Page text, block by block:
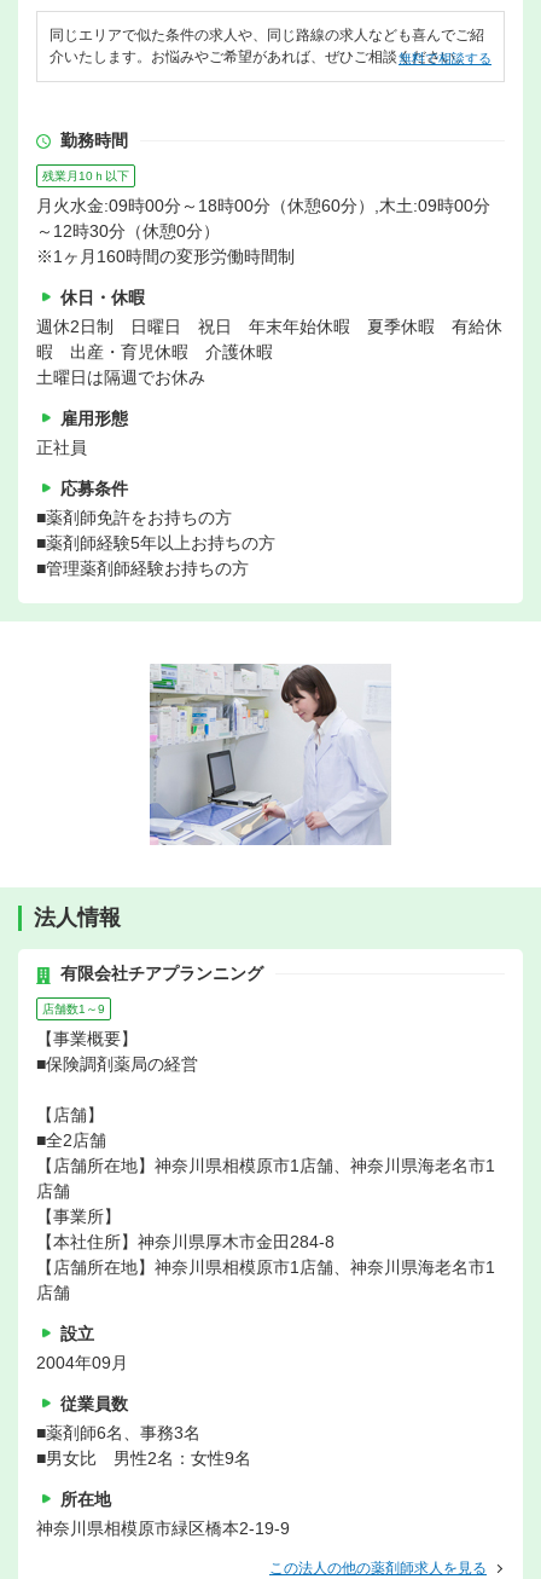
同じエリアで似た条件の求人や、同じ路線の求人なども喜んでご紹
介いたします。お悩みやご希望があれば、ぜひご相談ください。
無料で相談する
勤務時間
残業月10ｈ以下
月火水金:09時00分～18時00分（休憩60分）,木土:09時00分
～12時30分（休憩0分）
※1ヶ月160時間の変形労働時間制
休日・休暇
週休2日制 日曜日 祝日 年末年始休暇 夏季休暇 有給休
暇 出産・育児休暇 介護休暇
土曜日は隔週でお休み
雇用形態
正社員
応募条件
■薬剤師免許をお持ちの方
■薬剤師経験5年以上お持ちの方
■管理薬剤師経験お持ちの方
法人情報
有限会社チアプランニング
店舗数1～9
【事業概要】
■保険調剤薬局の経営
【店舗】
■全2店舗
【店舗所在地】神奈川県相模原市1店舗、神奈川県海老名市1
店舗
【事業所】
【本社住所】神奈川県厚木市金田284-8
【店舗所在地】神奈川県相模原市1店舗、神奈川県海老名市1
店舗
設立
2004年09月
従業員数
■薬剤師6名、事務3名
■男女比 男性2名：女性9名
所在地
神奈川県相模原市緑区橋本2-19-9
この法人の他の薬剤師求人を見る